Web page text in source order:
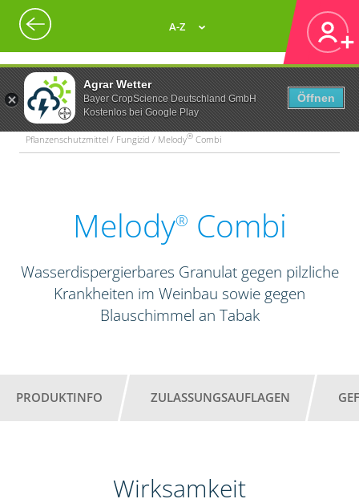
Agrar Wetter
Bayer CropScience Deutschland GmbH
Kostenlos bei Google Play
Öffnen
A-Z
Pflanzenschutzmittel / Fungizid / Melody® Combi
Melody® Combi
Wasserdispergierbares Granulat gegen pilzliche
Krankheiten im Weinbau sowie gegen
Blauschimmel an Tabak
PRODUKTINFO ZULASSUNGSAUFLAGEN
Wirksamkeit